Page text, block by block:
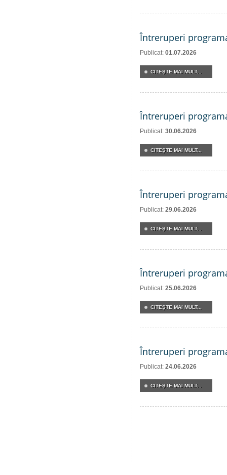
Întreruperi
Publicat: 01.07.2026
CITEŞTE MAI MULT...
Întreruperi
Publicat: 30.06.2026
CITEŞTE MAI MULT...
Întreruperi
Publicat: 29.06.2026
CITEŞTE MAI MULT...
Întreruperi
Publicat: 25.06.2026
CITEŞTE MAI MULT...
Întreruperi
Publicat: 24.06.2026
CITEŞTE MAI MULT...